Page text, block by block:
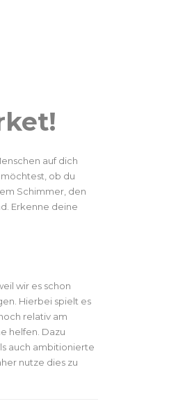
auf dich
ob du
Schimmer, den
Erkenne deine
wir es schon
Hierbei spielt es
relativ am
helfen. Dazu
auch ambitionierte
nutze dies zu